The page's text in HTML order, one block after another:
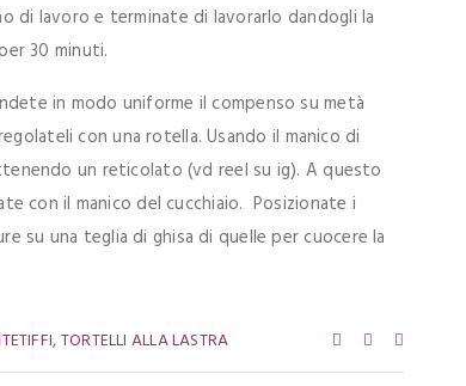
di lavoro e terminate di lavorarlo dandogli la
30 minuti.
in modo uniforme il compenso su metà
con una rotella. Usando il manico di
un reticolato (vd reel su ig). A questo
con il manico del cucchiaio. Posizionate i
una teglia di ghisa di quelle per cuocere la
,TORTELLI ALLA LASTRA